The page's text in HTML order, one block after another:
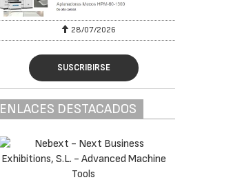
28/07/2026
SUSCRIBIRSE
ENLACES DESTACADOS